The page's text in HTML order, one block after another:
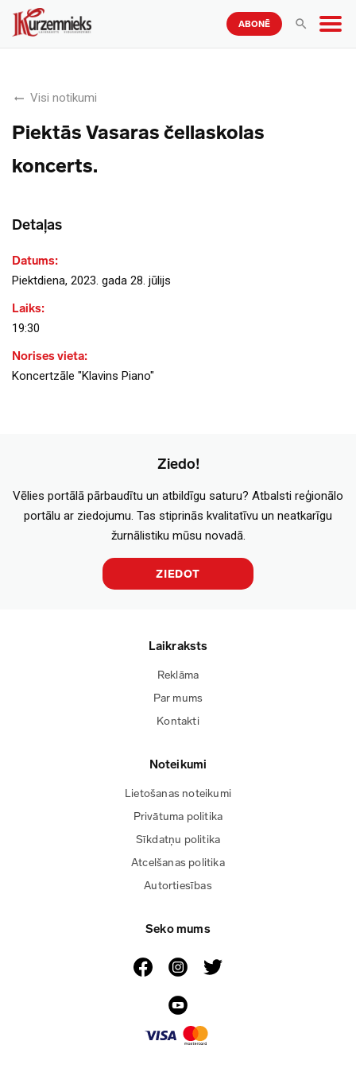
ABONĒ
Visi notikumi
Piektās Vasaras čellaskolas
koncerts.
Detaļas
Datums:
Piektdiena, 2023. gada 28. jūlijs
Laiks:
19:30
Norises vieta:
Koncertzāle "Klavins Piano"
Ziedo!
Vēlies portālā pārbaudītu un atbildīgu saturu? Atbalsti reģionālo
portālu ar ziedojumu. Tas stiprinās kvalitatīvu un neatkarīgu
žurnālistiku mūsu novadā.
ZIEDOT
Laikraksts
Reklāma
Par mums
Kontakti
Noteikumi
Lietošanas noteikumi
Privātuma politika
Sīkdatņu politika
Atcelšanas politika
Autortiesības
Seko mums